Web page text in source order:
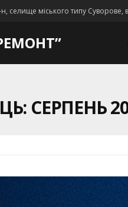
селище міського типу Суворове,
СЕРПЕНЬ